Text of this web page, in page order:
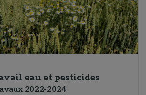
eau et pesticides
2022-2024